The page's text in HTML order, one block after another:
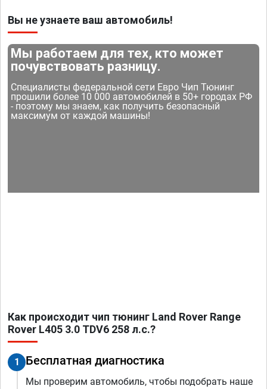
Вы не узнаете ваш автомобиль!
Мы работаем для тех, кто может
почувствовать разницу.
Специалисты федеральной сети Евро Чип Тюнинг
прошили более 10 000 автомобилей в 50+ городах РФ
- поэтому мы знаем, как получить безопасный
максимум от каждой машины!
Как происходит чип тюнинг Land Rover Range
Rover L405 3.0 TDV6 258 л.с.?
1 Бесплатная диагностика
Мы проверим автомобиль, чтобы подобрать наше